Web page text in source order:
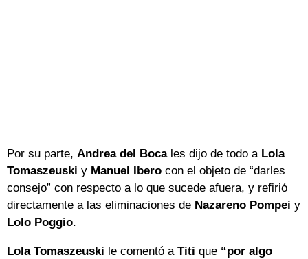
Por su parte, Andrea del Bocales dijo de todo a Lola
Tomaszeuski y Manuel Ibero con el objeto de “darles
consejo” con respecto a lo que sucede afuera, y refirió
directamente a las eliminaciones de Nazareno Pompei y
Lolo Poggio.
Lola Tomaszeuski le comentó a Titi que “por algo